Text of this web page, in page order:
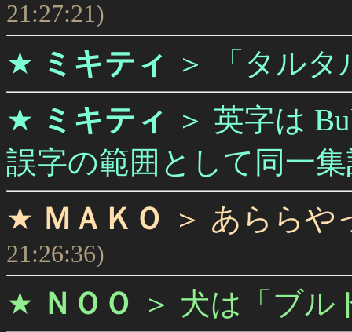
21:27:21)
★ ミキティ ＞
「タル
★ ミキティ ＞ 英字は
誤字の範囲として同一
★ ＭＡＫＯ ＞ あららや
21:26:36)
★ ＮＯＯ ＞ 犬は「ブル